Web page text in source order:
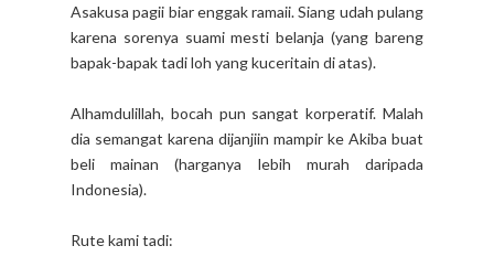
Asakusa pagii biar enggak ramaii. Siang udah pulang
karena sorenya suami mesti belanja (yang bareng
bapak-bapak tadi loh yang kuceritain di atas).
Alhamdulillah, bocah pun sangat korperatif. Malah
dia semangat karena dijanjiin mampir ke Akiba buat
beli mainan (harganya lebih murah daripada
Indonesia).
Rute kami tadi: